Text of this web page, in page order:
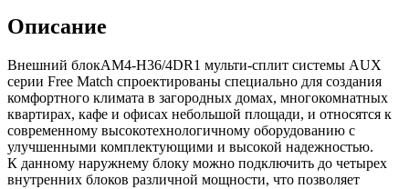
Описание
Внешний блокAM4-H36/4DR1 мульти-сплит системы AUX
серии Free Match спроектированы специально для создания
комфортного климата в загородных домах, многокомнатных
квартирах, кафе и офисах небольшой площади, и относятся к
современному высокотехнологичному оборудованию с
улучшенными комплектующими и высокой надежностью.
К данному наружнему блоку можно подключить до четырех
внутренних блоков различной мощности, что позволяет